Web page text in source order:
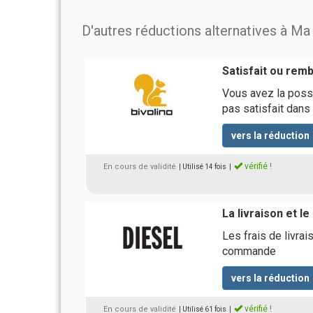
D'autres réductions alternatives à
Satisfait ou
Vous avez la
pas satisfait dans
vers la réduction
En cours de validité | Utilisé 14 fois vérifié !
La livraison et
Les frais de
commande
vers la réduction
En cours de validité | Utilisé 61 fois vérifié !